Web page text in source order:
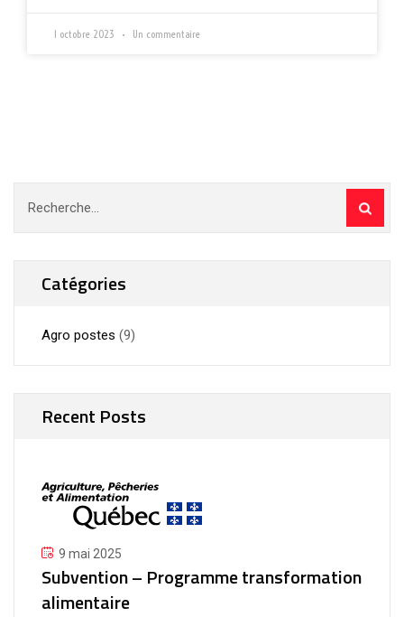
1 octobre 2023 Un commentaire
Catégories
Agro postes (9)
Recent Posts
9 mai 2025
Subvention – Programme transformation
alimentaire